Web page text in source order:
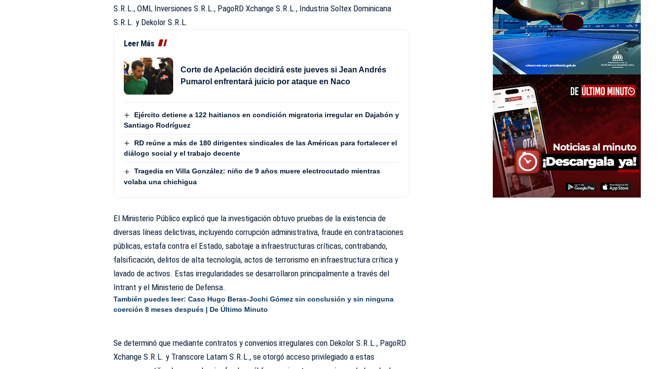
S.R.L., OML Inversiones S.R.L., PagoRD Xchange S.R.L., Industria Soltex Dominicana
S.R.L. y Dekolor S.R.L.
Leer Más
Corte de Apelación decidirá este jueves si Jean Andrés
Pumarol enfrentará juicio por ataque en Naco
Ejército detiene a 122 haitianos en condición migratoria irregular en Dajabón y
Santiago Rodríguez
RD reúne a más de 180 dirigentes sindicales de las Américas para fortalecer el
diálogo social y el trabajo decente
Tragedia en Villa González: niño de 9 años muere electrocutado mientras
volaba una chichigua
El Ministerio Público explicó que la investigación obtuvo pruebas de la existencia de
diversas líneas delictivas, incluyendo corrupción administrativa, fraude en contrataciones
públicas, estafa contra el Estado, sabotaje a infraestructuras críticas, contrabando,
falsificación, delitos de alta tecnología, actos de terrorismo en infraestructura crítica y
lavado de activos. Estas irregularidades se desarrollaron principalmente a través del
Intrant y el Ministerio de Defensa.
También puedes leer:Caso Hugo Beras-Jochi Gómez sin conclusión y sin ninguna
coerción 8 meses después | De Último Minuto
Se determinó que mediante contratos y convenios irregulares con Dekolor S.R.L., PagoRD
Xchange S.R.L. y Transcore Latam S.R.L., se otorgó acceso privilegiado a estas